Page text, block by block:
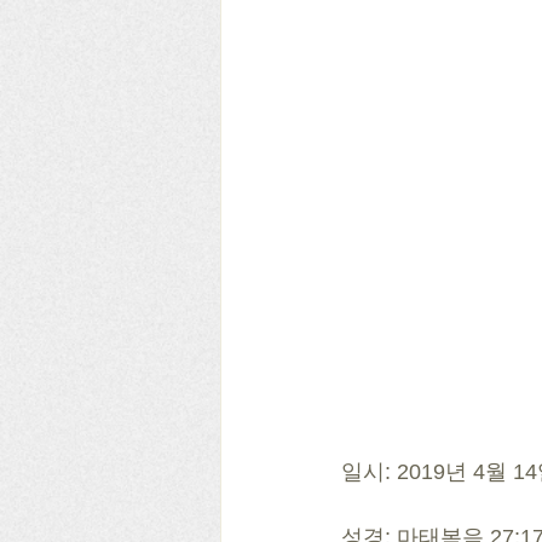
일시: 2019년 4월